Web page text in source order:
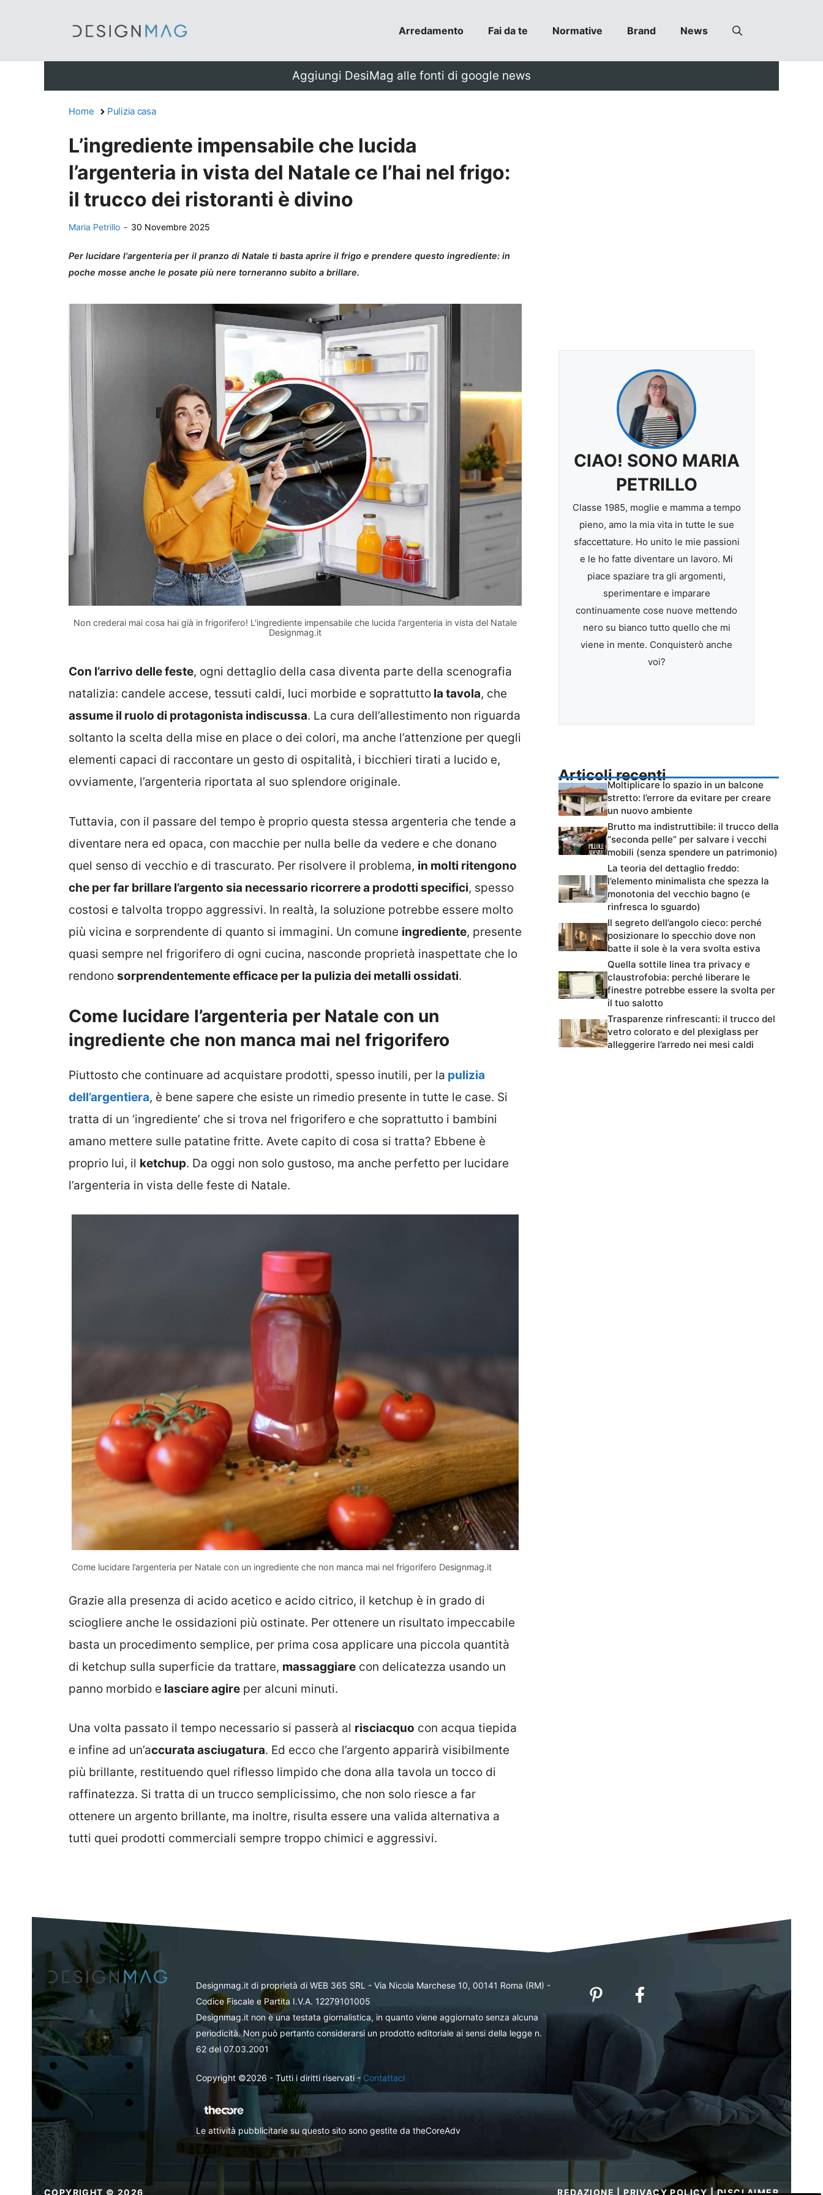
Arredamento Fai da te Normative Brand News
Aggiungi DesiMag alle fonti di google news
Home Pulizia casa
L’ingrediente impensabile che lucida
l’argenteria in vista del Natale ce l’hai nel frigo:
il trucco dei ristoranti è divino
Maria Petrillo - 30 Novembre 2025
Per lucidare l'argenteria per il pranzo di Natale ti basta aprire il frigo e prendere questo ingrediente: in
poche mosse anche le posate più nere torneranno subito a brillare.
Non crederai mai cosa hai già in frigorifero! L'ingrediente impensabile che lucida l'argenteria in vista del Natale
Designmag.it
Con l’arrivo delle feste, ogni dettaglio della casa diventa parte della scenografia
natalizia: candele accese, tessuti caldi, luci morbide e soprattutto la tavola, che
assume il ruolo di protagonista indiscussa. La cura dell’allestimento non riguarda
soltanto la scelta della mise en place o dei colori, ma anche l’attenzione per quegli
elementi capaci di raccontare un gesto di ospitalità, i bicchieri tirati a lucido e,
ovviamente, l’argenteria riportata al suo splendore originale.
Tuttavia, con il passare del tempo è proprio questa stessa argenteria che tende a
diventare nera ed opaca, con macchie per nulla belle da vedere e che donano
quel senso di vecchio e di trascurato. Per risolvere il problema, in molti ritengono
che per far brillare l’argento sia necessario ricorrere a prodotti specifici, spesso
costosi e talvolta troppo aggressivi. In realtà, la soluzione potrebbe essere molto
più vicina e sorprendente di quanto si immagini. Un comune ingrediente, presente
quasi sempre nel frigorifero di ogni cucina, nasconde proprietà inaspettate che lo
rendono sorprendentemente efficace per la pulizia dei metalli ossidati.
Come lucidare l’argenteria per Natale con un
ingrediente che non manca mai nel frigorifero
Piuttosto che continuare ad acquistare prodotti, spesso inutili, per la pulizia
dell’argentiera, è bene sapere che esiste un rimedio presente in tutte le case. Si
tratta di un ‘ingrediente’ che si trova nel frigorifero e che soprattutto i bambini
amano mettere sulle patatine fritte. Avete capito di cosa si tratta? Ebbene è
proprio lui, il ketchup. Da oggi non solo gustoso, ma anche perfetto per lucidare
l’argenteria in vista delle feste di Natale.
Come lucidare l’argenteria per Natale con un ingrediente che non manca mai nel frigorifero Designmag.it
Grazie alla presenza di acido acetico e acido citrico, il ketchup è in grado di
sciogliere anche le ossidazioni più ostinate. Per ottenere un risultato impeccabile
basta un procedimento semplice, per prima cosa applicare una piccola quantità
di ketchup sulla superficie da trattare, massaggiare con delicatezza usando un
panno morbido e lasciare agire per alcuni minuti.
Una volta passato il tempo necessario si passerà al risciacquo con acqua tiepida
e infine ad un’accurata asciugatura. Ed ecco che l’argento apparirà visibilmente
più brillante, restituendo quel riflesso limpido che dona alla tavola un tocco di
raffinatezza. Si tratta di un trucco semplicissimo, che non solo riesce a far
ottenere un argento brillante, ma inoltre, risulta essere una valida alternativa a
tutti quei prodotti commerciali sempre troppo chimici e aggressivi.
CIAO! SONO MARIA
PETRILLO
Classe 1985, moglie e mamma a tempo
pieno, amo la mia vita in tutte le sue
sfaccettature. Ho unito le mie passioni
e le ho fatte diventare un lavoro. Mi
piace spaziare tra gli argomenti,
sperimentare e imparare
continuamente cose nuove mettendo
nero su bianco tutto quello che mi
viene in mente. Conquisterò anche
voi?
Articoli recenti
Moltiplicare lo spazio in un balcone
stretto: l’errore da evitare per creare
un nuovo ambiente
Brutto ma indistruttibile: il trucco della
“seconda pelle” per salvare i vecchi
mobili (senza spendere un patrimonio)
La teoria del dettaglio freddo:
l’elemento minimalista che spezza la
monotonia del vecchio bagno (e
rinfresca lo sguardo)
Il segreto dell’angolo cieco: perché
posizionare lo specchio dove non
batte il sole è la vera svolta estiva
Quella sottile linea tra privacy e
claustrofobia: perché liberare le
finestre potrebbe essere la svolta per
il tuo salotto
Trasparenze rinfrescanti: il trucco del
vetro colorato e del plexiglass per
alleggerire l’arredo nei mesi caldi
Designmag.it di proprietà di WEB 365 SRL - Via Nicola Marchese 10, 00141 Roma (RM) -
Codice Fiscale e Partita I.V.A. 12279101005
Designmag.it non è una testata giornalistica, in quanto viene aggiornato senza alcuna
periodicità. Non può pertanto considerarsi un prodotto editoriale ai sensi della legge n.
62 del 07.03.2001
Copyright ©2026 - Tutti i diritti riservati -Contattaci
Le attività pubblicitarie su questo sito sono gestite da theCoreAdv
COPYRIGHT © 2026 REDAZIONE PRIVACY POLICY |DISCLAIMER